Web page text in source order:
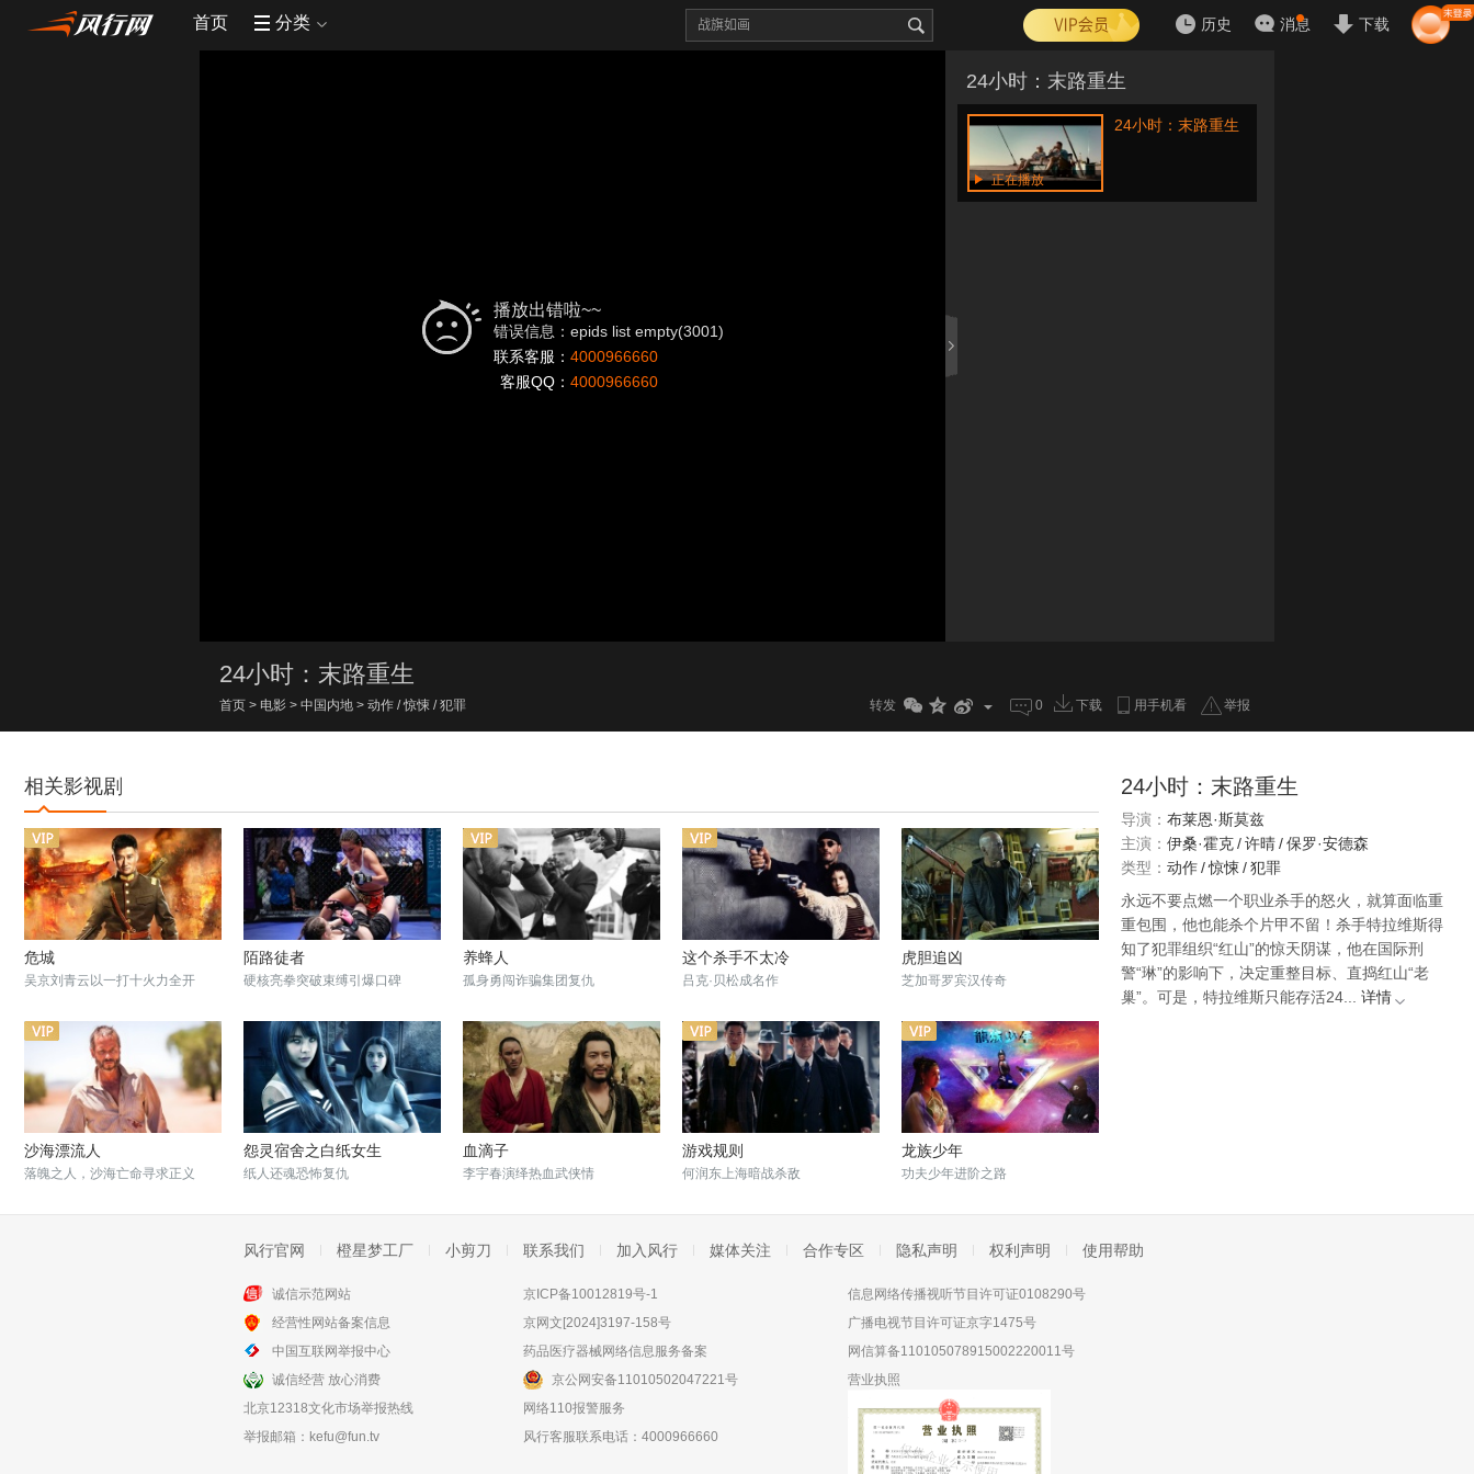
首页 分类 历史 消息 下载
播放出错啦~~
错误信息：epids list empty(3001)
联系客服： 4000966660
客服QQ： 4000966660
24小时：末路重生
正在播放
24小时：末路重生
24小时：末路重生
首页 > 电影 > 中国内地 > 动作 / 惊悚 / 犯罪 转发 0 下载 用手机看 举报
相关影视剧
危城
吴京刘青云以一打十火力全开
陌路徒者
硬核亮拳突破束缚引爆口碑
养蜂人
孤身勇闯诈骗集团复仇
这个杀手不太冷
吕克·贝松成名作
虎胆追凶
芝加哥罗宾汉传奇
沙海漂流人
落魄之人，沙海亡命寻求正义
怨灵宿舍之白纸女生
纸人还魂恐怖复仇
血滴子
李宇春演绎热血武侠情
游戏规则
何润东上海暗战杀敌
龙族少年
功夫少年进阶之路
动物世界
24小时：末路重生
导演： 布莱恩·斯莫兹
主演： 伊桑·霍克/许晴/保罗·安德森
类型： 动作/惊悚/犯罪
永远不要点燃一个职业杀手的怒火，就算面临重
重包围，他也能杀个片甲不留！杀手特拉维斯得
知了犯罪组织“红山”的惊天阴谋，他在国际刑
警“琳”的影响下，决定重整目标、直捣红山“老
巢”。可是，特拉维斯只能存活24...
详情
风行官网 橙星梦工厂 小剪刀 联系我们 加入风行 媒体关注 合作专区 隐私声明 权利声明 使用帮助
诚信示范网站
经营性网站备案信息
中国互联网举报中心
诚信经营 放心消费
北京12318文化市场举报热线
举报邮箱： kefu@fun.tv
京ICP备10012819号-1
京网文[2024]3197-158号
药品医疗器械网络信息服务备案
京公网安备11010502047221号
网络110报警服务
风行客服联系电话：4000966660
信息网络传播视听节目许可证0108290号
广播电视节目许可证京字1475号
网信算备110105078915002220011号
营业执照